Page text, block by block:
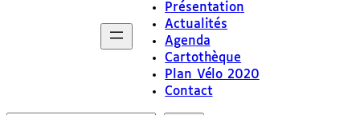
Présentation
Actualités
Agenda
Cartothèque
Plan Vélo 2020
Contact